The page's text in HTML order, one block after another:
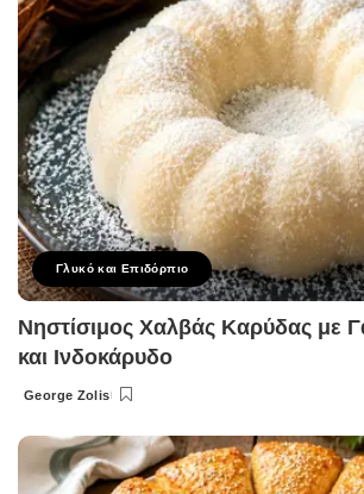
Γλυκό και Επιδόρπιο
Νηστίσιμος Χαλβάς Καρύδας με
και Ινδοκάρυδο
Posted
George Zolis